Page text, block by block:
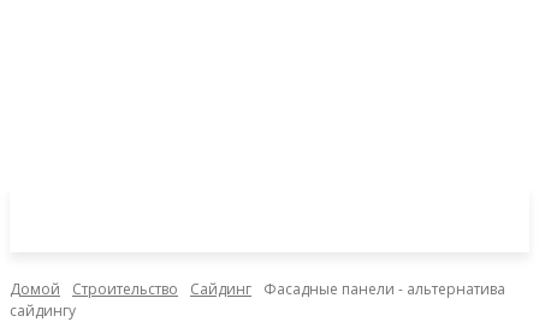
Домой Строительство Сайдинг
Фасадные панели - альтернатива
сайдингу